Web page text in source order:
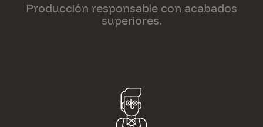
Producción responsable con acabados
superiores.